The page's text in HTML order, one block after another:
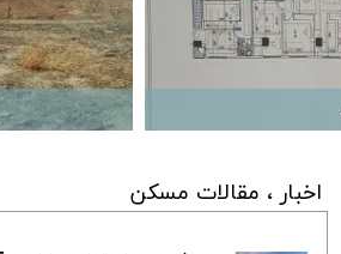
پروژه آبشار
پروژه زاگرس
پروژه همسا
پروژه رومنس حکیم
تعاونی توسعه ابنیه همت​اخبار ، مقالات مسکن